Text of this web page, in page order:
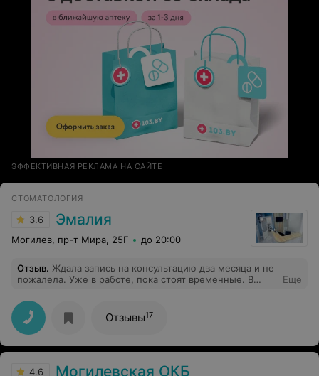
ЭФФЕКТИВНАЯ РЕКЛАМА НА САЙТЕ
СТОМАТОЛОГИЯ
3.6 Эмалия
Могилев, пр-т Мира, 25Г до 20:00
Отзыв. Ждала запись на консультацию два месяца и не
пожалела. Уже в работе, пока стоят временные. В
спасибо за внимание и работу Ивану Ивановичу и
Марии Владимировне
Еще
Отзывы17
4.6 Могилевская ОКБ